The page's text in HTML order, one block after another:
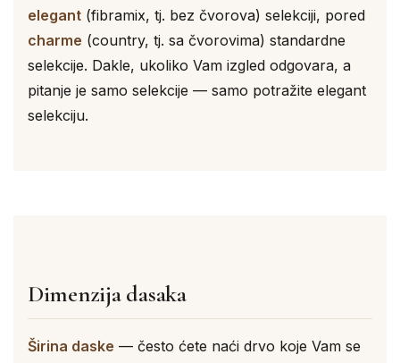
elegant (fibramix, tj. bez čvorova) selekciji, pored
charme (country, tj. sa čvorovima) standardne
selekcije. Dakle, ukoliko Vam izgled odgovara, a
pitanje je samo selekcije — samo potražite elegant
selekciju.
Dimenzija dasaka
Širina daske — često ćete naći drvo koje Vam se